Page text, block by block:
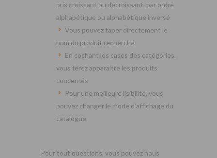
prix croissant ou décroissant, par ordre
alphabétique ou alphabétique inversé
Vous pouvez taper directement le
nom du produit recherché
En cochant les cases des catégories,
vous ferez apparaitre les produits
concernés
Pour une meilleure lisibilité, vous
pouvez changer le mode d’affichage du
catalogue
Pour tout questions, vous pouvez nous